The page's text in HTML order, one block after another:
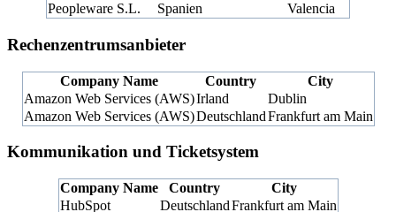
Peopleware S.L. Spanien Valencia
Rechenzentrumsanbieter
Company Name Country
City
Amazon Web Services (AWS)Irland
Dublin
Amazon Web Services (AWS)DeutschlandFrankfurt am Main
Kommunikation und Ticketsystem
Company Name Country
City
HubSpot
DeutschlandFrankfurt am Main